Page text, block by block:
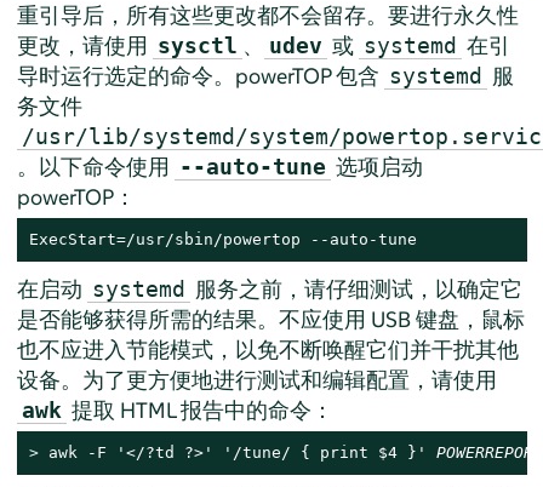
重引导后，所有这些更改都不会留存。要进行永久性
更改，请使用 sysctl 、 udev 或 systemd 在引
导时运行选定的命令。powerTOP 包含 systemd
服
务文件
/usr/lib/systemd/system/
。以下命令使用 --auto-tune 选项启动
powerTOP：
ExecStart=/usr/sbin/powertop --auto-tune
在启动 systemd
服务之前，请仔细测试，以确定它
是否能够获得所需的结果。不应使用 USB 键盘，鼠标
也不应进入节能模式，以免不断唤醒它们并干扰其他
设备。为了更方便地进行测试和编辑配置，请使用
awk 提取 HTML 报告中的命令：
> awk -F '</?td ?>' '/tune/ { print $4 }'